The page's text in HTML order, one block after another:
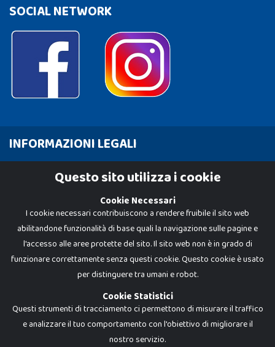
SOCIAL NETWORK
INFORMAZIONI LEGALI
Cookie Policy
Dadi e Mattoncini è un brand di Giocabene Srl. Ogni riproduzione o utilizzo non
Questo sito utilizza i cookie
Cookie Necessari
I cookie necessari contribuiscono a rendere fruibile il sito web
abilitandone funzionalità di base quali la navigazione sulle pagine e
l'accesso alle aree protette del sito. Il sito web non è in grado di
funzionare correttamente senza questi cookie. Questo cookie è usato
per distinguere tra umani e robot.
Cookie Statistici
Questi strumenti di tracciamento ci permettono di misurare il traffico
e analizzare il tuo comportamento con l'obiettivo di migliorare il
nostro servizio.